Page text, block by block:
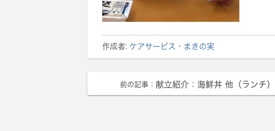
作成者: ケアサービス・まきの実
前の記事： 献立紹介：海鮮丼 他（ランチ）